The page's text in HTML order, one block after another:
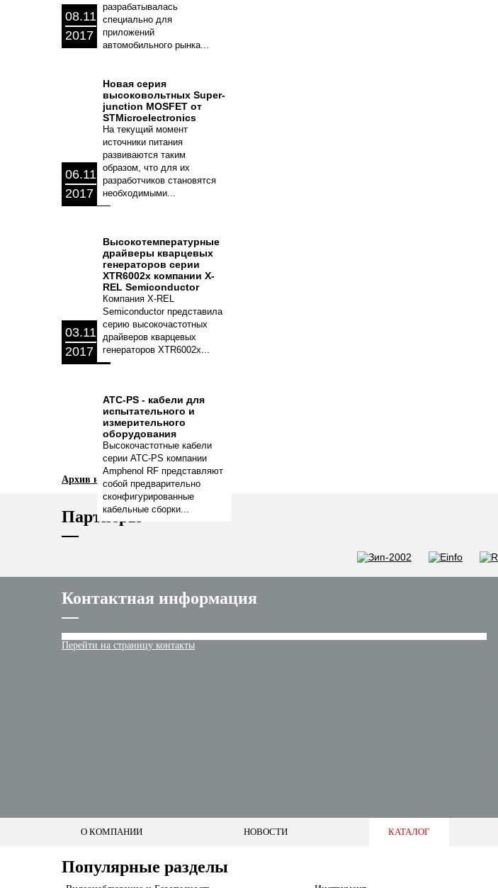
разрабатывалась
специально для
приложений
автомобильного рынка...
08.11
2017
Новая серия
высоковольтных Super-
junction MOSFET от
STMicroelectronics
На текущий момент
источники питания
развиваются таким
образом, что для их
разработчиков становятся
необходимыми...
06.11
2017
Высокотемпературные
драйверы кварцевых
генераторов серии
XTR6002x компании X-
REL Semiconductor
Компания X-REL
Semiconductor представила
серию высокочастотных
драйверов кварцевых
генераторов XTR6002x...
03.11
2017
ATC-PS - кабели для
испытательного и
измерительного
оборудования
Высокочастотные кабели
серии ATC-PS компании
Amphenol RF представляют
собой предварительно
сконфигурированные
кабельные сборки...
Архив новостей
Партнеры
Контактная информация
Перейти на страницу контакты
О КОМПАНИИ НОВОСТИ КАТАЛОГ
Популярные разделы